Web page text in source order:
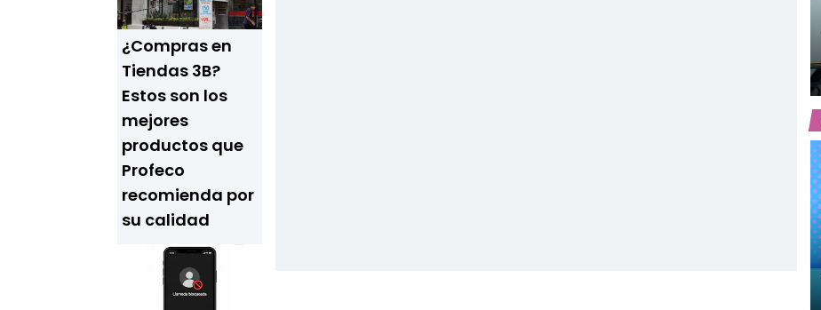
¿Compras en
Tiendas 3B?
Estos son los
mejores
productos que
Profeco
recomienda por
su calidad